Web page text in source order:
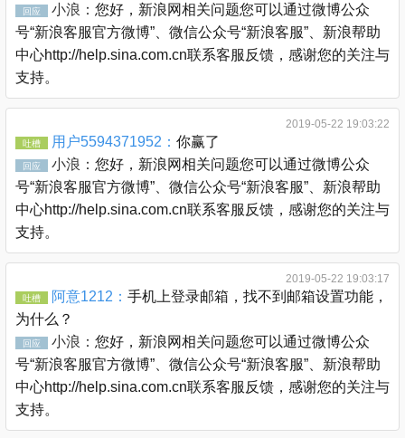
回应 小浪： 您好，新浪网相关问题您可以通过微博公众
号“新浪客服官方微博”、微信公众号“新浪客服”、新浪帮助
中心http://help.sina.com.cn联系客服反馈，感谢您的关注与
支持。
2019-05-22 19:03:22
吐槽 用户5594371952： 你赢了
回应 小浪： 您好，新浪网相关问题您可以通过微博公众
号“新浪客服官方微博”、微信公众号“新浪客服”、新浪帮助
中心http://help.sina.com.cn联系客服反馈，感谢您的关注与
支持。
2019-05-22 19:03:17
吐槽 阿意1212： 手机上登录邮箱，找不到邮箱设置功能，
为什么？
回应 小浪： 您好，新浪网相关问题您可以通过微博公众
号“新浪客服官方微博”、微信公众号“新浪客服”、新浪帮助
中心http://help.sina.com.cn联系客服反馈，感谢您的关注与
支持。